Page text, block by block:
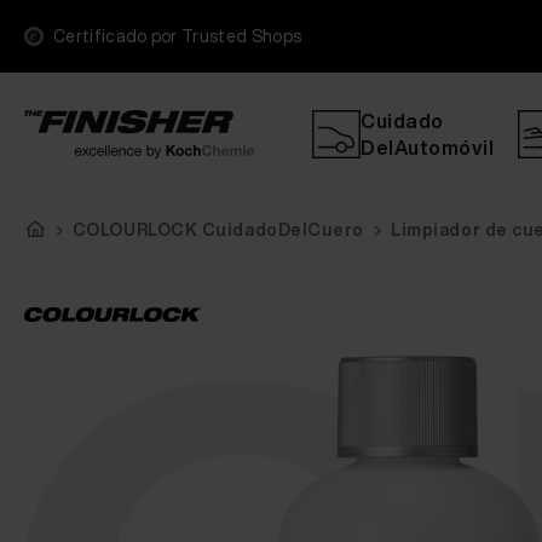
Certificado por Trusted Shops
Cuidado
DelAutomóvil
COLOURLOCK CuidadoDelCuero Limpiador de